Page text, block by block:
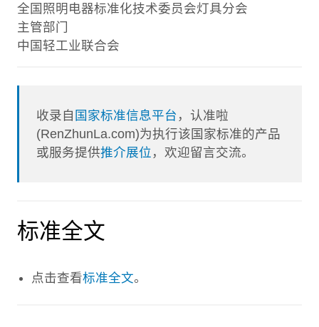
全国照明电器标准化技术委员会灯具分会
主管部门
中国轻工业联合会
收录自 国家标准信息平台 ，认准啦
(RenZhunLa.com)为执行该国家标准的产品
或服务提供推介展位 ，欢迎留言交流。
标准全文
点击查看标准全文。